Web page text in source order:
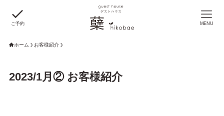
ご予約 MENU
ホーム お客様紹介
2023/1月② お客様紹介